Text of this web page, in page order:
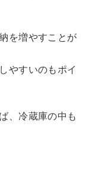
を増やすことが
やすいのもポイ
、冷蔵庫の中も